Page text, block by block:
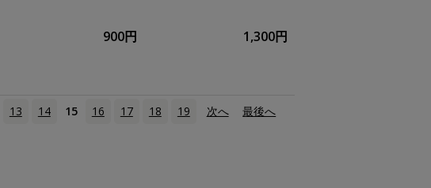
900円 1,300円
13 14 15 16 17 18 19 次へ 最後へ